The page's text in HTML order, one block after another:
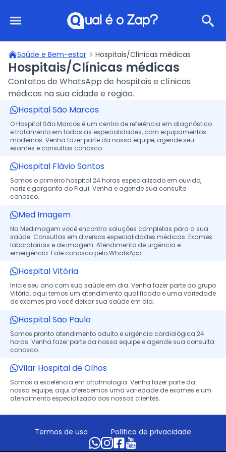
Qual é o Zap?
Saúde e Bem-estar Hospitais/Clínicas médicas
Hospitais/Clínicas médicas
Contatos de WhatsApp de hospitais e clínicas
médicas na sua cidade e região.
Hospital São Marcos
O Hospital São Marcos é um centro de referência em diagnóstico
e tratamento em todas as especialidades, com equipamentos
modernos. Venha fazer parte da nossa equipe, agende seu
exames e consultas conosco.
Hospital Flávio Santos
Somos o primeiro hospital 24 horas especializado em ouvido,
nariz e garganta do Piauí. Venha e agende sua consulta
conosco.
Med Imagem
Na Medimagem você encontra soluções completas para a sua
saúde. Consultas em diversas especialidades médicas. Exames
laboratoriais e de imagem. Atendimento de urgência e
emergência. Fale conosco pelo WhatsApp.
Hospital Vitória
Inicie seu ano com sua saúde em dia. Venha fazer parte do grupo
Vitória, aqui temos um atendimento qualificado e uma variedade
de exames pra você deixar sua saúde em dia.
Hospital São Paulo
Somos pronto atendimento adulto e urgência cardiológica 24
horas. Venha fazer parte da nossa equipe e agende sua consulta
conosco.
Vilar Hospital de Olhos
Somos a excelência em oftalmologia. Venha fazer parte da
nossa equipe, aqui oferecemos uma variedade de exames e um
atendimento especializado aos nossos clientes.
Termos de uso Política de privacidade